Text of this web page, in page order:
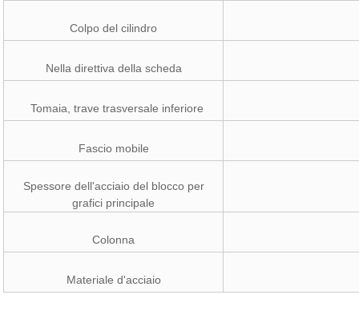
Colpo del cilindro
Nella direttiva della scheda
Tomaia, trave trasversale inferiore
Fascio mobile
Spessore dell'acciaio del blocco per
grafici principale
Colonna
Materiale d'acciaio